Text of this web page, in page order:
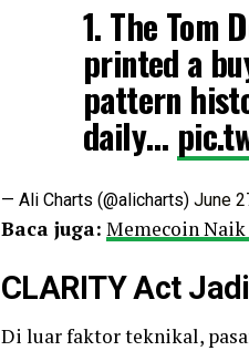
1. The Tom
printed a
pattern
daily…
— Ali Charts (@alicharts) June
Baca juga: Memecoin Naik
CLARITY Act
Di luar faktor teknikal,